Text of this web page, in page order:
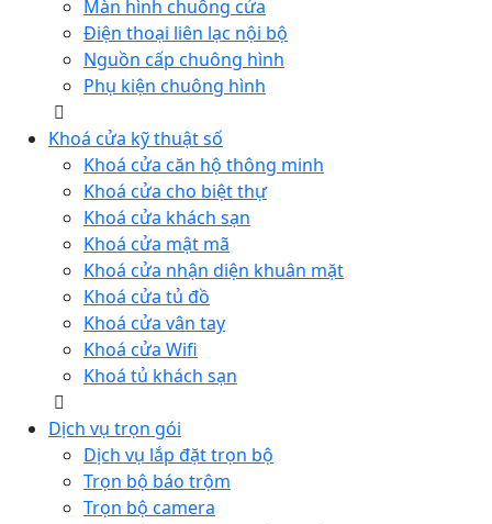
Màn hình chuông cửa
Điện thoại liên lạc nội bộ
Nguồn cấp chuông hình
Phụ kiện chuông hình
Khoá cửa kỹ thuật số
Khoá cửa căn hộ thông minh
Khoá cửa cho biệt thự
Khoá cửa khách sạn
Khoá cửa mật mã
Khoá cửa nhận diện khuân mặt
Khoá cửa tủ đồ
Khoá cửa vân tay
Khoá cửa Wifi
Khoá tủ khách sạn
Dịch vụ trọn gói
Dịch vụ lắp đặt trọn bộ
Trọn bộ báo trộm
Trọn bộ camera